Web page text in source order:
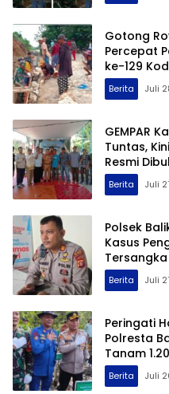
Gotong
Percepat
ke-129
Berita Juli
GEMPAR
Tuntas,
Resmi
Berita Juli
Polsek
Kasus
Berita Juli
Peringati
Polresta
Tanam
Lamaru
Berita Juli